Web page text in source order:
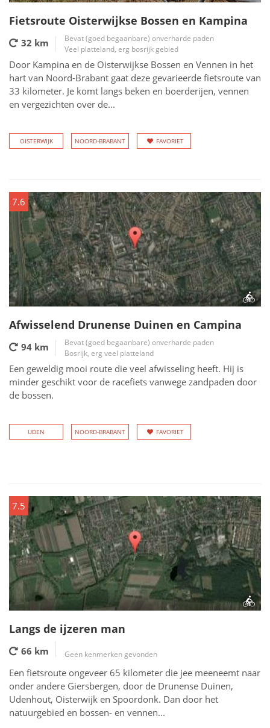
Fietsroute Oisterwijkse Bossen en Kampina
32 km
Bevat (goed begaanbare) onverharde paden
Veel platteland, erg bosrijk gebied
Door Kampina en de Oisterwijkse Bossen en Vennen in het
hart van Noord-Brabant gaat deze gevarieerde fietsroute van
33 kilometer. Je komt langs beken en boerderijen, vennen
en vergezichten over de...
OISTERWIJK NOORD-BRABANT FAVORIET
7.6
Afwisselend Drunense Duinen en Campina
94 km
Bevat (goed begaanbare) onverharde paden
Bosrijk, erg veel platteland
Een geweldig mooi route die veel afwisseling heeft. Hij is
minder geschikt voor de racefiets vanwege zandpaden door
de bossen.
UDEN NOORD-BRABANT FAVORIET
7.5
Langs de ijzeren man
66 km Geen kenmerken gevonden
Een fietsroute ongeveer 65 kilometer die jee meeneemt naar
onder andere Giersbergen, door de Drunense Duinen,
Udenhout, Oisterwijk en Spoordonk. Dan door het
natuurgebied en bossen- en vennen...